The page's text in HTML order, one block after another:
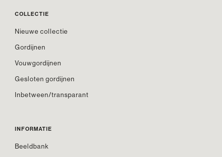
COLLECTIE
Nieuwe collectie
Gordijnen
Vouwgordijnen
Gesloten gordijnen
Inbetween/transparant
INFORMATIE
Beeldbank